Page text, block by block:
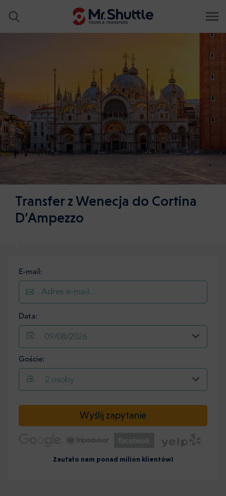
Transfer z Wenecja do Cortina
D’Ampezzo
E-mail:
Data:
09/08/2026
Goście:
2 osoby
Wyślij zapytanie
Zaufało nam ponad milion klientów!